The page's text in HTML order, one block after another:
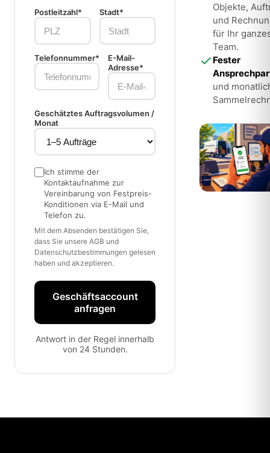
Postleitzahl* Stadt*
Telefonnummer*
E-Mail-
Adresse*
Geschätztes Auftragsvolumen /
Monat
Ich stimme der
Kontaktaufnahme zur
Vereinbarung von Festpreis-
Konditionen via E-Mail und
Telefon zu.
Mit dem Absenden bestätigen Sie,
dass Sie unsere AGB und
Datenschutzbestimmungen gelesen
haben und akzeptieren.
Geschäftsaccount
anfragen
Antwort in der Regel innerhalb
von 24 Stunden.
Objekte,
und
für Ihr
Team.
Fester
und